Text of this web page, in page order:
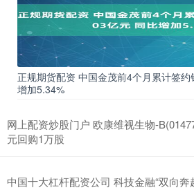
正规期货配资 中国金茂前4个月累计签
增加5.34%
网上配资炒股门户 欧康维视生物-
元回购1万股
中国十大杠杆配资公司 科技金融“双向奔